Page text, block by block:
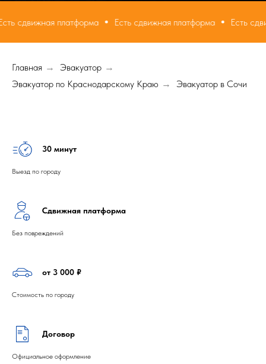
платформа Есть сдвижная платформа Есть сдвижная
Главная → Эвакуатор →
Эвакуатор по Краснодарскому Краю → Эвакуатор в Сочи
30 минут
Выезд по городу
Сдвижная платформа
Без повреждений
от 3 000 ₽
Стоимость по городу
Договор
Официальное оформление